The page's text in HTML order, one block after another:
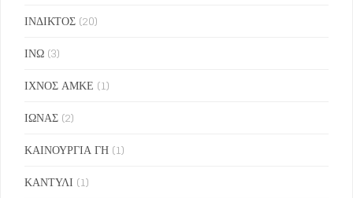
ΙΝΔΙΚΤΟΣ (20)
ΙΝΩ (3)
ΙΧΝΟΣ ΑΜΚΕ (1)
ΙΩΝΑΣ (2)
ΚΑΙΝΟΥΡΓΙΑ ΓΗ (1)
ΚΑΝΤΥΛΙ (1)